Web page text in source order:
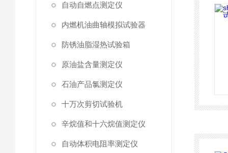
自动自燃点测定仪
内燃机油曲轴模拟试验器
防锈油脂湿热试验箱
原油盐含量测定仪
石油产品氯测定仪
十万次剪切试验机
辛烷值和十六烷值测定仪
自动体积电阻率测定仪